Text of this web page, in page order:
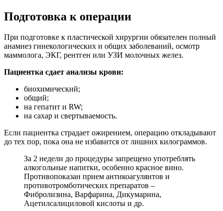
Подготовка к операции
При подготовке к пластической хирургии обязателен полный
анамнез гинекологических и общих заболеваний, осмотр
маммолога, ЭКГ, рентген или УЗИ молочных желез.
Пациентка сдает анализы крови:
биохимический;
общий;
на гепатит и RW;
на сахар и свертываемость.
Если пациентка страдает ожирением, операцию откладывают
до тех пор, пока она не избавится от лишних килограммов.
За 2 недели до процедуры запрещено употреблять
алкогольные напитки, особенно красное вино.
Противопоказан прием антикоагулянтов и
противотромботических препаратов –
Фибролизина, Варфарина, Дикумарина,
Ацетилсалициловой кислоты и др.